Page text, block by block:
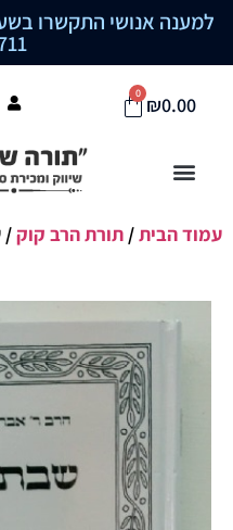
למענה אנושי התקשרו בשעות 09:00-19:00
₪0.00
0
עמוד הבית/ תורת הרב קוק/